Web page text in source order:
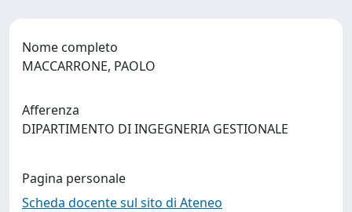
Nome completo
MACCARRONE, PAOLO
Afferenza
DIPARTIMENTO DI INGEGNERIA GESTIONALE
Pagina personale
Scheda docente sul sito di Ateneo